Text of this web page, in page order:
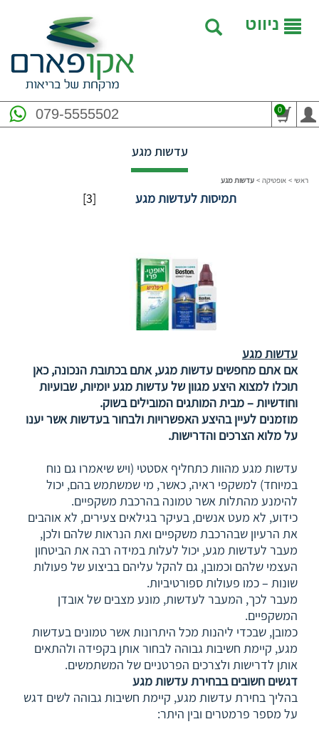
ניווט
079-5555502 0
עדשות מגע
ראשי > אופטיקה > עדשות מגע
[3] תמיסות לעדשות מגע
עדשות מגע
אם אתם מחפשים עדשות מגע, אתם בכתובת הנכונה, כאן
תוכלו למצוא היצע מגוון של עדשות מגע יומיות, שבועיות
וחודשיות – מבית המותגים המובילים בשוק.
מוזמנים לעיין בהיצע האפשרויות ולבחור בעדשות אשר יענו
על מלוא הצרכים והדרישות.
עדשות מגע מהוות כתחליף אסטטי (ויש שיאמרו גם נוח
במיוחד) למשקפי ראיה, כאשר, מי שמשתמש בהם, יכול
להימנע מהתלות אשר טמונה בהרכבת משקפיים.
כידוע, לא מעט אנשים, בעיקר בגילאים צעירים, לא אוהבים
את הרעיון שבהרכבת משקפיים ואת הנראות שלהם ולכן,
מעבר לעדשות מגע, יכול לעלות במידה רבה את הביטחון
העצמי שלהם וכמובן, גם להקל עליהם בביצוע של פעולות
שונות – כמו פעולות ספורטיביות.
מעבר לכך, המעבר לעדשות, מונע מצבים של אובדן
המשקפיים.
כמובן, שבכדי ליהנות מכל היתרונות אשר טמונים בעדשות
מגע, קיימת חשיבות גבוהה לבחור אותן בקפידה ולהתאים
אותן לדרישות ולצרכים הפרטניים של המשתמשים.
דגשים חשובים בבחירת עדשות מגע
בהליך בחירת עדשות מגע, קיימת חשיבות גבוהה לשים דגש
על מספר פרמטרים ובין היתר: